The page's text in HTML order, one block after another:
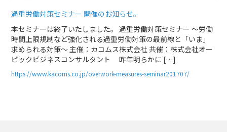
過重労働対策セミナー 開催のお知らせ。
本セミナーは終了いたしました。 過重労働対策セミナー ～労働
時間上限規制など強化される過重労働対策の最前線と「いま」
求められる対策～ 主催：カコムス株式会社 共催：株式会社オー
ビックビジネスコンサルタント 昨年明らかに […]
https://www.kacoms.co.jp/overwork-measures-seminar201707/